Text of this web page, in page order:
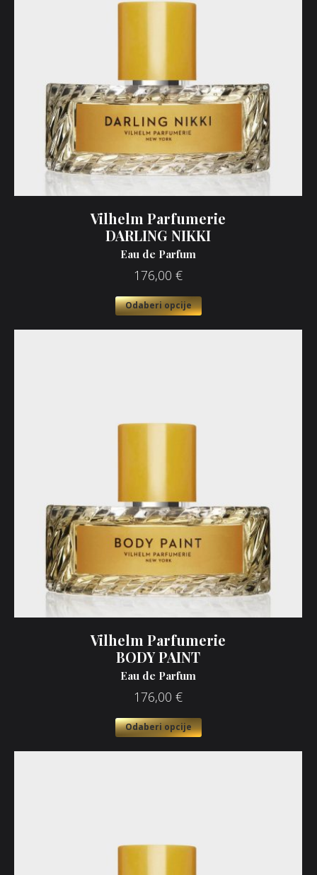
Vilhelm Parfumerie
DARLING NIKKI
Eau de Parfum
176,00 €
Odaberi opcije
Vilhelm Parfumerie
BODY PAINT
Eau de Parfum
176,00 €
Odaberi opcije